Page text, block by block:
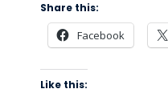
Share this:
Facebook
Like this: